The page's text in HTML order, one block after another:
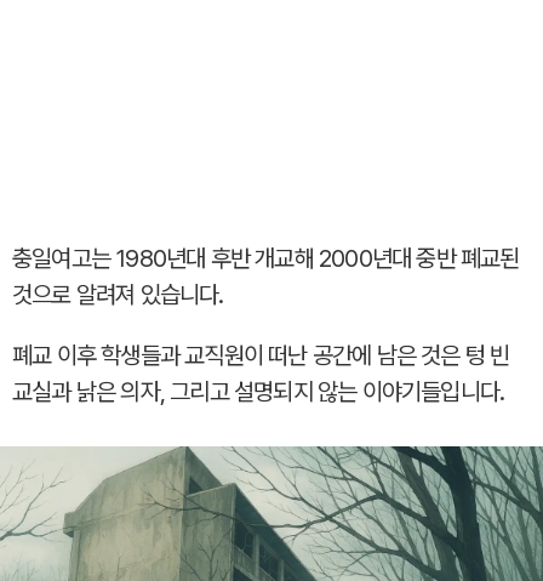
충일여고는 1980년대 후반 개교해 2000년대 중반 폐교된
것으로 알려져 있습니다.
폐교 이후 학생들과 교직원이 떠난 공간에 남은 것은 텅 빈
교실과 낡은 의자, 그리고 설명되지 않는 이야기들입니다.